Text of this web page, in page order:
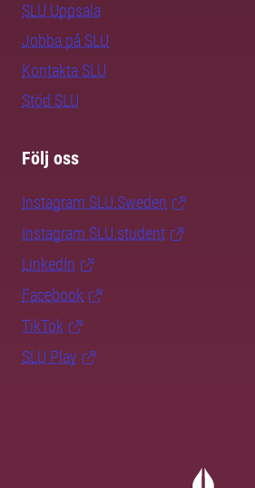
SLU Uppsala
Jobba på SLU
Kontakta SLU
Stöd SLU
Följ oss
Instagram SLU.Sweden
Instagram SLU.student
LinkedIn
Facebook
TikTok
SLU Play